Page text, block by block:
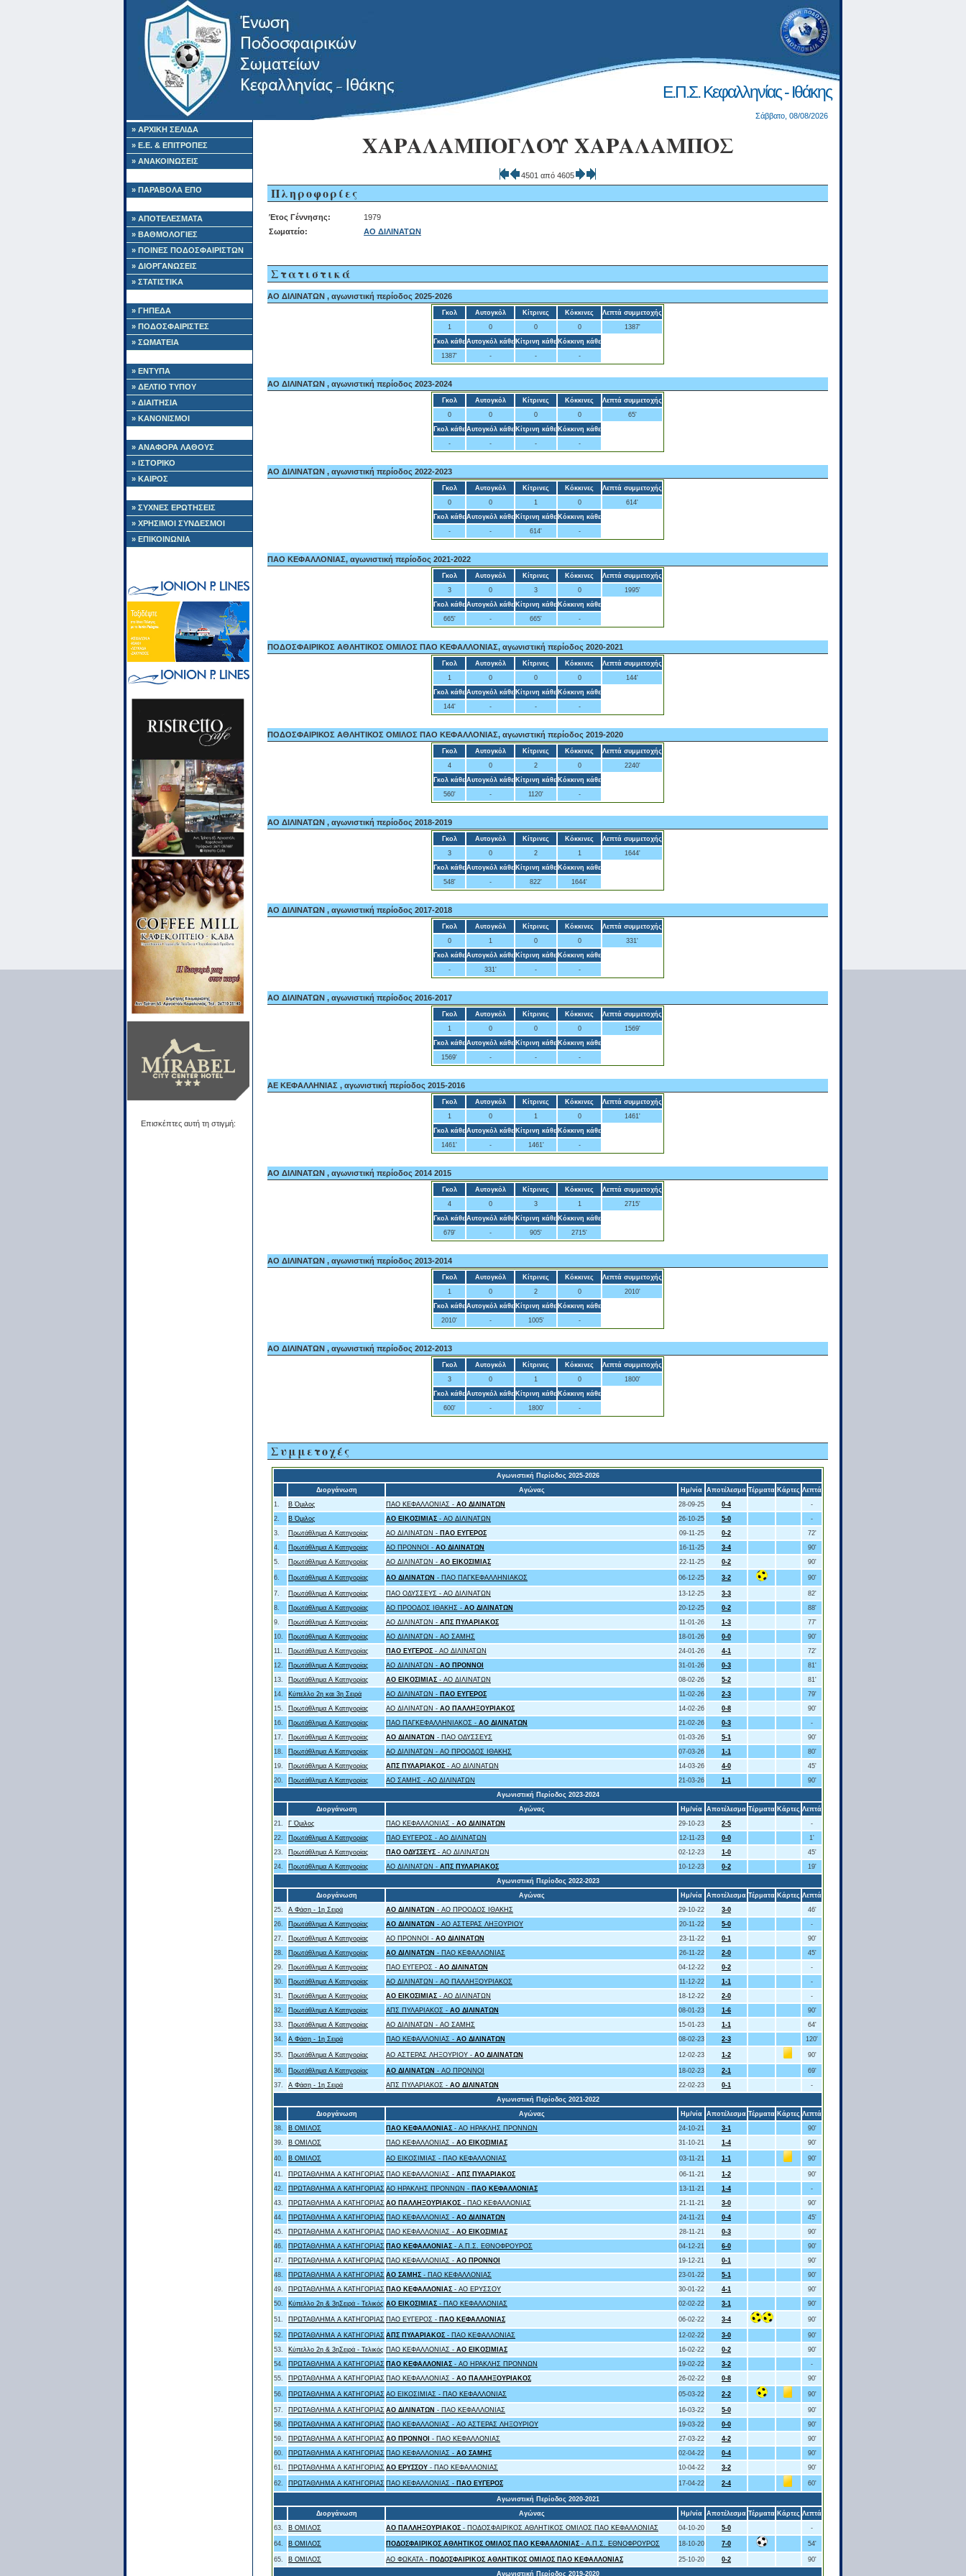
Ε.Π.Σ. Κεφαλληνίας - Ιθάκης
Σάββατο, 08/08/2026
» ΑΡΧΙΚΗ ΣΕΛΙΔΑ
» Ε.Ε. & ΕΠΙΤΡΟΠΕΣ
» ΑΝΑΚΟΙΝΩΣΕΙΣ
» ΠΑΡΑΒΟΛΑ ΕΠΟ
» ΑΠΟΤΕΛΕΣΜΑΤΑ
» ΒΑΘΜΟΛΟΓΙΕΣ
» ΠΟΙΝΕΣ ΠΟΔΟΣΦΑΙΡΙΣΤΩΝ
» ΔΙΟΡΓΑΝΩΣΕΙΣ
» ΣΤΑΤΙΣΤΙΚΑ
» ΓΗΠΕΔΑ
» ΠΟΔΟΣΦΑΙΡΙΣΤΕΣ
» ΣΩΜΑΤΕΙΑ
» ΕΝΤΥΠΑ
» ΔΕΛΤΙΟ ΤΥΠΟΥ
» ΔΙΑΙΤΗΣΙΑ
» ΚΑΝΟΝΙΣΜΟΙ
» ΑΝΑΦΟΡΑ ΛΑΘΟΥΣ
» ΙΣΤΟΡΙΚΟ
» ΚΑΙΡΟΣ
» ΣΥΧΝΕΣ ΕΡΩΤΗΣΕΙΣ
» ΧΡΗΣΙΜΟΙ ΣΥΝΔΕΣΜΟΙ
» ΕΠΙΚΟΙΝΩΝΙΑ
Επισκέπτες αυτή τη στιγμή:
ΧΑΡΑΛΑΜΠΟΓΛΟΥ ΧΑΡΑΛΑΜΠΟΣ
4501 από 4605
Πληροφορίες
Έτος Γέννησης:
1979
Σωματείο:
ΑΟ ΔΙΛΙΝΑΤΩΝ
Στατιστικά
ΑΟ ΔΙΛΙΝΑΤΩΝ , αγωνιστική περίοδος 2025-2026
Γκολ Αυτογκόλ Κίτρινες Κόκκινες
Λεπτά συμμετοχής
1
0 0 0
1387'
Γκολ κάθε Αυτογκόλ κάθε Κίτρινη κάθε Κόκκινη κάθε
1387'
- - -
ΑΟ ΔΙΛΙΝΑΤΩΝ , αγωνιστική περίοδος 2023-2024
Γκολ Αυτογκόλ Κίτρινες Κόκκινες
Λεπτά συμμετοχής
0
0 0 0
65'
Γκολ κάθε Αυτογκόλ κάθε Κίτρινη κάθε Κόκκινη κάθε
-
- - -
ΑΟ ΔΙΛΙΝΑΤΩΝ , αγωνιστική περίοδος 2022-2023
Γκολ Αυτογκόλ Κίτρινες Κόκκινες
Λεπτά συμμετοχής
0
0 1 0
614'
Γκολ κάθε Αυτογκόλ κάθε Κίτρινη κάθε Κόκκινη κάθε
-
- 614' -
ΠΑΟ ΚΕΦΑΛΛΟΝΙΑΣ, αγωνιστική περίοδος 2021-2022
Γκολ Αυτογκόλ Κίτρινες Κόκκινες
Λεπτά συμμετοχής
3
0 3 0
1995'
Γκολ κάθε Αυτογκόλ κάθε Κίτρινη κάθε Κόκκινη κάθε
665'
- 665' -
ΠΟΔΟΣΦΑΙΡΙΚΟΣ ΑΘΛΗΤΙΚΟΣ ΟΜΙΛΟΣ ΠΑΟ ΚΕΦΑΛΛΟΝΙΑΣ, αγωνιστική περίοδος 2020-2021
Γκολ Αυτογκόλ Κίτρινες Κόκκινες
Λεπτά συμμετοχής
1
0 0 0
144'
Γκολ κάθε Αυτογκόλ κάθε Κίτρινη κάθε Κόκκινη κάθε
144'
- - -
ΠΟΔΟΣΦΑΙΡΙΚΟΣ ΑΘΛΗΤΙΚΟΣ ΟΜΙΛΟΣ ΠΑΟ ΚΕΦΑΛΛΟΝΙΑΣ, αγωνιστική περίοδος 2019-2020
Γκολ Αυτογκόλ Κίτρινες Κόκκινες
Λεπτά συμμετοχής
4
0 2 0
2240'
Γκολ κάθε Αυτογκόλ κάθε Κίτρινη κάθε Κόκκινη κάθε
560'
- 1120' -
ΑΟ ΔΙΛΙΝΑΤΩΝ , αγωνιστική περίοδος 2018-2019
Γκολ Αυτογκόλ Κίτρινες Κόκκινες
Λεπτά συμμετοχής
3
0 2 1
1644'
Γκολ κάθε Αυτογκόλ κάθε Κίτρινη κάθε Κόκκινη κάθε
548'
- 822' 1644'
ΑΟ ΔΙΛΙΝΑΤΩΝ , αγωνιστική περίοδος 2017-2018
Γκολ Αυτογκόλ Κίτρινες Κόκκινες
Λεπτά συμμετοχής
0
1 0 0
331'
Γκολ κάθε Αυτογκόλ κάθε Κίτρινη κάθε Κόκκινη κάθε
-
331' - -
ΑΟ ΔΙΛΙΝΑΤΩΝ , αγωνιστική περίοδος 2016-2017
Γκολ Αυτογκόλ Κίτρινες Κόκκινες
Λεπτά συμμετοχής
1
0 0 0
1569'
Γκολ κάθε Αυτογκόλ κάθε Κίτρινη κάθε Κόκκινη κάθε
1569'
- - -
ΑΕ ΚΕΦΑΛΛΗΝΙΑΣ , αγωνιστική περίοδος 2015-2016
Γκολ Αυτογκόλ Κίτρινες Κόκκινες
Λεπτά συμμετοχής
1
0 1 0
1461'
Γκολ κάθε Αυτογκόλ κάθε Κίτρινη κάθε Κόκκινη κάθε
1461'
- 1461' -
ΑΟ ΔΙΛΙΝΑΤΩΝ , αγωνιστική περίοδος 2014 2015
Γκολ Αυτογκόλ Κίτρινες Κόκκινες
Λεπτά συμμετοχής
4
0 3 1
2715'
Γκολ κάθε Αυτογκόλ κάθε Κίτρινη κάθε Κόκκινη κάθε
679'
- 905' 2715'
ΑΟ ΔΙΛΙΝΑΤΩΝ , αγωνιστική περίοδος 2013-2014
Γκολ Αυτογκόλ Κίτρινες Κόκκινες
Λεπτά συμμετοχής
1
0 2 0
2010'
Γκολ κάθε Αυτογκόλ κάθε Κίτρινη κάθε Κόκκινη κάθε
2010'
- 1005' -
ΑΟ ΔΙΛΙΝΑΤΩΝ , αγωνιστική περίοδος 2012-2013
Γκολ Αυτογκόλ Κίτρινες Κόκκινες
Λεπτά συμμετοχής
3
0 1 0
1800'
Γκολ κάθε Αυτογκόλ κάθε Κίτρινη κάθε Κόκκινη κάθε
600'
- 1800' -
Συμμετοχές
Αγωνιστική Περίοδος 2025-2026
Διοργάνωση
Αγώνας Ημ/νία Αποτέλεσμα Τέρματα Κάρτες Λεπτά
1.
Β Όμιλος ΠΑΟ ΚΕΦΑΛΛΟΝΙΑΣ - ΑΟ ΔΙΛΙΝΑΤΩΝ 28-09-25 0-4
-
2.
Β Όμιλος ΑΟ ΕΙΚΟΣΙΜΙΑΣ - ΑΟ ΔΙΛΙΝΑΤΩΝ 26-10-25 5-0
-
3.
Πρωτάθλημα Α Κατηγορίας ΑΟ ΔΙΛΙΝΑΤΩΝ - ΠΑΟ ΕΥΓΕΡΟΣ 09-11-25 0-2
72'
4.
Πρωτάθλημα Α Κατηγορίας ΑΟ ΠΡΟΝΝΟΙ - ΑΟ ΔΙΛΙΝΑΤΩΝ 16-11-25 3-4
90'
5.
Πρωτάθλημα Α Κατηγορίας ΑΟ ΔΙΛΙΝΑΤΩΝ - ΑΟ ΕΙΚΟΣΙΜΙΑΣ 22-11-25 0-2 90'
6. Πρωτάθλημα Α Κατηγορίας ΑΟ ΔΙΛΙΝΑΤΩΝ - ΠΑΟ ΠΑΓΚΕΦΑΛΛΗΝΙΑΚΟΣ 06-12-25 3-2 90'
7. Πρωτάθλημα Α Κατηγορίας ΠΑΟ ΟΔΥΣΣΕΥΣ - ΑΟ ΔΙΛΙΝΑΤΩΝ 13-12-25 3-3
82'
8.
Πρωτάθλημα Α Κατηγορίας ΑΟ ΠΡΟΟΔΟΣ ΙΘΑΚΗΣ - ΑΟ ΔΙΛΙΝΑΤΩΝ 20-12-25 0-2
88'
9.
Πρωτάθλημα Α Κατηγορίας ΑΟ ΔΙΛΙΝΑΤΩΝ - ΑΠΣ ΠΥΛΑΡΙΑΚΟΣ 11-01-26 1-3
77'
10.
Πρωτάθλημα Α Κατηγορίας ΑΟ ΔΙΛΙΝΑΤΩΝ - ΑΟ ΣΑΜΗΣ 18-01-26 0-0
90'
11.
Πρωτάθλημα Α Κατηγορίας ΠΑΟ ΕΥΓΕΡΟΣ- ΑΟ ΔΙΛΙΝΑΤΩΝ 24-01-26 4-1
72'
12.
Πρωτάθλημα Α Κατηγορίας ΑΟ ΔΙΛΙΝΑΤΩΝ - ΑΟ ΠΡΟΝΝΟΙ 31-01-26 0-3
81'
13.
Πρωτάθλημα Α Κατηγορίας ΑΟ ΕΙΚΟΣΙΜΙΑΣ - ΑΟ ΔΙΛΙΝΑΤΩΝ 08-02-26 5-2
81'
14.
Κύπελλο 2η και 3η Σειρά ΑΟ ΔΙΛΙΝΑΤΩΝ - ΠΑΟ ΕΥΓΕΡΟΣ 11-02-26 2-3
79'
15.
Πρωτάθλημα Α Κατηγορίας ΑΟ ΔΙΛΙΝΑΤΩΝ - ΑΟ ΠΑΛΛΗΞΟΥΡΙΑΚΟΣ 14-02-26 0-8
90'
16.
Πρωτάθλημα Α Κατηγορίας ΠΑΟ ΠΑΓΚΕΦΑΛΛΗΝΙΑΚΟΣ - ΑΟ ΔΙΛΙΝΑΤΩΝ 21-02-26 0-3
-
17.
Πρωτάθλημα Α Κατηγορίας ΑΟ ΔΙΛΙΝΑΤΩΝ - ΠΑΟ ΟΔΥΣΣΕΥΣ 01-03-26 5-1
90'
18.
Πρωτάθλημα Α Κατηγορίας ΑΟ ΔΙΛΙΝΑΤΩΝ - ΑΟ ΠΡΟΟΔΟΣ ΙΘΑΚΗΣ 07-03-26 1-1
80'
19.
Πρωτάθλημα Α Κατηγορίας ΑΠΣ ΠΥΛΑΡΙΑΚΟΣ- ΑΟ ΔΙΛΙΝΑΤΩΝ 14-03-26 4-0
45'
20.
Πρωτάθλημα Α Κατηγορίας ΑΟ ΣΑΜΗΣ - ΑΟ ΔΙΛΙΝΑΤΩΝ 21-03-26 1-1
90'
Αγωνιστική Περίοδος 2023-2024
Διοργάνωση
Αγώνας Ημ/νία Αποτέλεσμα Τέρματα Κάρτες Λεπτά
21.
Γ Όμιλος ΠΑΟ ΚΕΦΑΛΛΟΝΙΑΣ - ΑΟ ΔΙΛΙΝΑΤΩΝ 29-10-23 2-5
-
22.
Πρωτάθλημα Α Κατηγορίας ΠΑΟ ΕΥΓΕΡΟΣ - ΑΟ ΔΙΛΙΝΑΤΩΝ 12-11-23 0-0
1'
23.
Πρωτάθλημα Α Κατηγορίας ΠΑΟ ΟΔΥΣΣΕΥΣ- ΑΟ ΔΙΛΙΝΑΤΩΝ 02-12-23 1-0
45'
24.
Πρωτάθλημα Α Κατηγορίας ΑΟ ΔΙΛΙΝΑΤΩΝ - ΑΠΣ ΠΥΛΑΡΙΑΚΟΣ 10-12-23 0-2
19'
Αγωνιστική Περίοδος 2022-2023
Διοργάνωση
Αγώνας Ημ/νία Αποτέλεσμα Τέρματα Κάρτες Λεπτά
25.
Α Φάση - 1η Σειρά ΑΟ ΔΙΛΙΝΑΤΩΝ - ΑΟ ΠΡΟΟΔΟΣ ΙΘΑΚΗΣ 29-10-22 3-0
46'
26.
Πρωτάθλημα Α Κατηγορίας ΑΟ ΔΙΛΙΝΑΤΩΝ - ΑΟ ΑΣΤΕΡΑΣ ΛΗΞΟΥΡΙΟΥ 20-11-22 5-0
-
27.
Πρωτάθλημα Α Κατηγορίας ΑΟ ΠΡΟΝΝΟΙ - ΑΟ ΔΙΛΙΝΑΤΩΝ 23-11-22 0-1
90'
28.
Πρωτάθλημα Α Κατηγορίας ΑΟ ΔΙΛΙΝΑΤΩΝ - ΠΑΟ ΚΕΦΑΛΛΟΝΙΑΣ 26-11-22 2-0
45'
29.
Πρωτάθλημα Α Κατηγορίας ΠΑΟ ΕΥΓΕΡΟΣ - ΑΟ ΔΙΛΙΝΑΤΩΝ 04-12-22 0-2
-
30.
Πρωτάθλημα Α Κατηγορίας ΑΟ ΔΙΛΙΝΑΤΩΝ - ΑΟ ΠΑΛΛΗΞΟΥΡΙΑΚΟΣ 11-12-22 1-1
-
31.
Πρωτάθλημα Α Κατηγορίας ΑΟ ΕΙΚΟΣΙΜΙΑΣ - ΑΟ ΔΙΛΙΝΑΤΩΝ 18-12-22 2-0
-
32.
Πρωτάθλημα Α Κατηγορίας ΑΠΣ ΠΥΛΑΡΙΑΚΟΣ - ΑΟ ΔΙΛΙΝΑΤΩΝ 08-01-23 1-6
90'
33.
Πρωτάθλημα Α Κατηγορίας ΑΟ ΔΙΛΙΝΑΤΩΝ - ΑΟ ΣΑΜΗΣ 15-01-23 1-1
64'
34.
Α Φάση - 1η Σειρά ΠΑΟ ΚΕΦΑΛΛΟΝΙΑΣ - ΑΟ ΔΙΛΙΝΑΤΩΝ 08-02-23 2-3 120'
35. Πρωτάθλημα Α Κατηγορίας ΑΟ ΑΣΤΕΡΑΣ ΛΗΞΟΥΡΙΟΥ - ΑΟ ΔΙΛΙΝΑΤΩΝ 12-02-23 1-2 90'
36. Πρωτάθλημα Α Κατηγορίας ΑΟ ΔΙΛΙΝΑΤΩΝ - ΑΟ ΠΡΟΝΝΟΙ 18-02-23 2-1
69'
37.
Α Φάση - 1η Σειρά ΑΠΣ ΠΥΛΑΡΙΑΚΟΣ - ΑΟ ΔΙΛΙΝΑΤΩΝ 22-02-23 0-1
-
Αγωνιστική Περίοδος 2021-2022
Διοργάνωση
Αγώνας Ημ/νία Αποτέλεσμα Τέρματα Κάρτες Λεπτά
38.
Β ΟΜΙΛΟΣ ΠΑΟ ΚΕΦΑΛΛΟΝΙΑΣ- ΑΟ ΗΡΑΚΛΗΣ ΠΡΟΝΝΩΝ 24-10-21 3-1
90'
39.
Β ΟΜΙΛΟΣ ΠΑΟ ΚΕΦΑΛΛΟΝΙΑΣ - ΑΟ ΕΙΚΟΣΙΜΙΑΣ 31-10-21 1-4 90'
40. Β ΟΜΙΛΟΣ ΑΟ ΕΙΚΟΣΙΜΙΑΣ - ΠΑΟ ΚΕΦΑΛΛΟΝΙΑΣ 03-11-21 1-1 90'
41. ΠΡΩΤΑΘΛΗΜΑ Α ΚΑΤΗΓΟΡΙΑΣ ΠΑΟ ΚΕΦΑΛΛΟΝΙΑΣ - ΑΠΣ ΠΥΛΑΡΙΑΚΟΣ 06-11-21 1-2
90'
42.
ΠΡΩΤΑΘΛΗΜΑ Α ΚΑΤΗΓΟΡΙΑΣ ΑΟ ΗΡΑΚΛΗΣ ΠΡΟΝΝΩΝ - ΠΑΟ ΚΕΦΑΛΛΟΝΙΑΣ 13-11-21 1-4
-
43.
ΠΡΩΤΑΘΛΗΜΑ Α ΚΑΤΗΓΟΡΙΑΣ ΑΟ ΠΑΛΛΗΞΟΥΡΙΑΚΟΣ- ΠΑΟ ΚΕΦΑΛΛΟΝΙΑΣ 21-11-21 3-0
90'
44.
ΠΡΩΤΑΘΛΗΜΑ Α ΚΑΤΗΓΟΡΙΑΣ ΠΑΟ ΚΕΦΑΛΛΟΝΙΑΣ - ΑΟ ΔΙΛΙΝΑΤΩΝ 24-11-21 0-4
45'
45.
ΠΡΩΤΑΘΛΗΜΑ Α ΚΑΤΗΓΟΡΙΑΣ ΠΑΟ ΚΕΦΑΛΛΟΝΙΑΣ - ΑΟ ΕΙΚΟΣΙΜΙΑΣ 28-11-21 0-3
90'
46.
ΠΡΩΤΑΘΛΗΜΑ Α ΚΑΤΗΓΟΡΙΑΣ ΠΑΟ ΚΕΦΑΛΛΟΝΙΑΣ- Α.Π.Σ. ΕΘΝΟΦΡΟΥΡΟΣ 04-12-21 6-0
90'
47.
ΠΡΩΤΑΘΛΗΜΑ Α ΚΑΤΗΓΟΡΙΑΣ ΠΑΟ ΚΕΦΑΛΛΟΝΙΑΣ - ΑΟ ΠΡΟΝΝΟΙ 19-12-21 0-1
90'
48.
ΠΡΩΤΑΘΛΗΜΑ Α ΚΑΤΗΓΟΡΙΑΣ ΑΟ ΣΑΜΗΣ- ΠΑΟ ΚΕΦΑΛΛΟΝΙΑΣ 23-01-22 5-1
90'
49.
ΠΡΩΤΑΘΛΗΜΑ Α ΚΑΤΗΓΟΡΙΑΣ ΠΑΟ ΚΕΦΑΛΛΟΝΙΑΣ- ΑΟ ΕΡΥΣΣΟΥ 30-01-22 4-1
90'
50.
Κύπελλο 2η & 3ηΣειρά - Τελικός ΑΟ ΕΙΚΟΣΙΜΙΑΣ - ΠΑΟ ΚΕΦΑΛΛΟΝΙΑΣ 02-02-22 3-1 90'
51. ΠΡΩΤΑΘΛΗΜΑ Α ΚΑΤΗΓΟΡΙΑΣ ΠΑΟ ΕΥΓΕΡΟΣ - ΠΑΟ ΚΕΦΑΛΛΟΝΙΑΣ 06-02-22 3-4 90'
52. ΠΡΩΤΑΘΛΗΜΑ Α ΚΑΤΗΓΟΡΙΑΣ ΑΠΣ ΠΥΛΑΡΙΑΚΟΣ- ΠΑΟ ΚΕΦΑΛΛΟΝΙΑΣ 12-02-22 3-0
90'
53.
Κύπελλο 2η & 3ηΣειρά - Τελικός ΠΑΟ ΚΕΦΑΛΛΟΝΙΑΣ - ΑΟ ΕΙΚΟΣΙΜΙΑΣ 16-02-22 0-2
90'
54.
ΠΡΩΤΑΘΛΗΜΑ Α ΚΑΤΗΓΟΡΙΑΣ ΠΑΟ ΚΕΦΑΛΛΟΝΙΑΣ- ΑΟ ΗΡΑΚΛΗΣ ΠΡΟΝΝΩΝ 19-02-22 3-2
-
55.
ΠΡΩΤΑΘΛΗΜΑ Α ΚΑΤΗΓΟΡΙΑΣ ΠΑΟ ΚΕΦΑΛΛΟΝΙΑΣ - ΑΟ ΠΑΛΛΗΞΟΥΡΙΑΚΟΣ 26-02-22 0-8 90'
56. ΠΡΩΤΑΘΛΗΜΑ Α ΚΑΤΗΓΟΡΙΑΣ ΑΟ ΕΙΚΟΣΙΜΙΑΣ - ΠΑΟ ΚΕΦΑΛΛΟΝΙΑΣ 05-03-22 2-2 90'
57. ΠΡΩΤΑΘΛΗΜΑ Α ΚΑΤΗΓΟΡΙΑΣ ΑΟ ΔΙΛΙΝΑΤΩΝ - ΠΑΟ ΚΕΦΑΛΛΟΝΙΑΣ 16-03-22 5-0
90'
58.
ΠΡΩΤΑΘΛΗΜΑ Α ΚΑΤΗΓΟΡΙΑΣ ΠΑΟ ΚΕΦΑΛΛΟΝΙΑΣ - ΑΟ ΑΣΤΕΡΑΣ ΛΗΞΟΥΡΙΟΥ 19-03-22 0-0
90'
59.
ΠΡΩΤΑΘΛΗΜΑ Α ΚΑΤΗΓΟΡΙΑΣ ΑΟ ΠΡΟΝΝΟΙ - ΠΑΟ ΚΕΦΑΛΛΟΝΙΑΣ 27-03-22 4-2
90'
60.
ΠΡΩΤΑΘΛΗΜΑ Α ΚΑΤΗΓΟΡΙΑΣ ΠΑΟ ΚΕΦΑΛΛΟΝΙΑΣ - ΑΟ ΣΑΜΗΣ 02-04-22 0-4
90'
61.
ΠΡΩΤΑΘΛΗΜΑ Α ΚΑΤΗΓΟΡΙΑΣ ΑΟ ΕΡΥΣΣΟΥ - ΠΑΟ ΚΕΦΑΛΛΟΝΙΑΣ 10-04-22 3-2 90'
62. ΠΡΩΤΑΘΛΗΜΑ Α ΚΑΤΗΓΟΡΙΑΣ ΠΑΟ ΚΕΦΑΛΛΟΝΙΑΣ - ΠΑΟ ΕΥΓΕΡΟΣ 17-04-22 2-4 60'
Αγωνιστική Περίοδος 2020-2021
Διοργάνωση
Αγώνας Ημ/νία Αποτέλεσμα Τέρματα Κάρτες Λεπτά
63.
Β ΟΜΙΛΟΣ ΑΟ ΠΑΛΛΗΞΟΥΡΙΑΚΟΣ- ΠΟΔΟΣΦΑΙΡΙΚΟΣ ΑΘΛΗΤΙΚΟΣ ΟΜΙΛΟΣ ΠΑΟ ΚΕΦΑΛΛΟΝΙΑΣ 04-10-20 5-0 -
64. Β ΟΜΙΛΟΣ ΠΟΔΟΣΦΑΙΡΙΚΟΣ ΑΘΛΗΤΙΚΟΣ ΟΜΙΛΟΣ ΠΑΟ ΚΕΦΑΛΛΟΝΙΑΣ- Α.Π.Σ. ΕΘΝΟΦΡΟΥΡΟΣ 18-10-20 7-0 54'
65. Β ΟΜΙΛΟΣ ΑΟ ΦΩΚΑΤΑ - ΠΟΔΟΣΦΑΙΡΙΚΟΣ ΑΘΛΗΤΙΚΟΣ ΟΜΙΛΟΣ ΠΑΟ ΚΕΦΑΛΛΟΝΙΑΣ 25-10-20 0-2
90'
Αγωνιστική Περίοδος 2019-2020